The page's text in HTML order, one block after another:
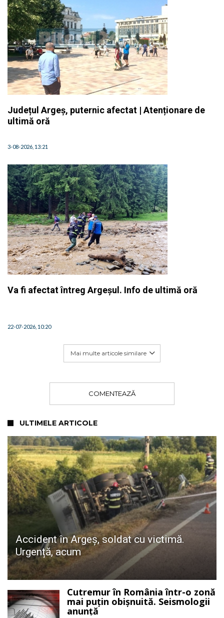
Județul Argeș, puternic afectat | Atenționare de
ultimă oră
3-08-2026, 13:21
Va fi afectat întreg Argeșul. Info de ultimă oră
22-07-2026, 10:20
Mai multe articole similare
COMENTEAZĂ
ULTIMELE ARTICOLE
Accident în Argeș, soldat cu victimă.
Urgență, acum
Cutremur în România într-o zonă
mai puțin obișnuită. Seismologii
anunță